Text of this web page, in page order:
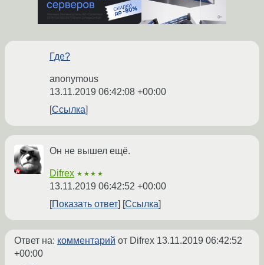
Где?
anonymous
13.11.2019 06:42:08 +00:00
Ссылка
Он не вышел ещё.
Difrex ★★★★
13.11.2019 06:42:52 +00:00
Показать ответ
Ссылка
Ответ на: комментарий от Difrex 13.11.2019 06:42:52
+00:00